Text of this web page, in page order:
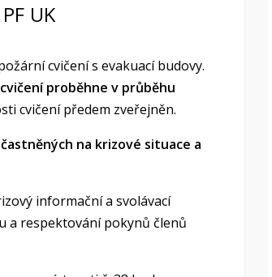
UK
cvičení s evakuací budovy.
cvičení proběhne v průběhu
cvičení předem zveřejněn.
na krizové situace a
informační a svolávací
a respektování pokynů členů